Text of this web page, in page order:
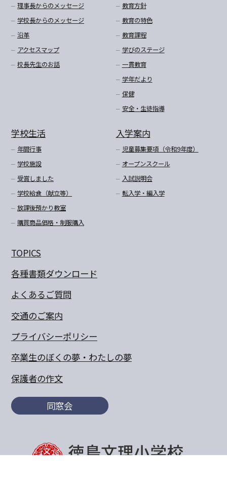
理事長からのメッセージ
学校長からのメッセージ
沿革
アクセスマップ
校長先生のお話
教育方針
教育の特色
教育課程
学びのステージ
一貫教育
学年だより
保健
安全・生徒指導
学校生活
年間行事
学校施設
受賞しました
学校給食（献立等）
放課後預かり教室
購買商品価格・制服購入
入学案内
児童募集要項（令和9年度）
オープンスクール
入試説明会
転入学・編入学
TOPICS
各種書類ダウンロード
よくあるご質問
交通のご案内
プライバシーポリシー
卒業生のぼくの夢・わたしの夢
保護者の作文
同窓会